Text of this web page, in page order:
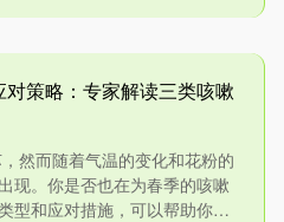
策略：专家解读三类咳嗽
然而随着气温的变化和花粉的
现。你是否也在为春季的咳嗽
型和应对措施，可以帮助你更